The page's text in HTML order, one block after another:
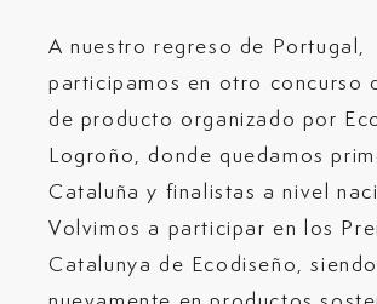
A nuestro regreso de Portugal,
participamos en otro concurso
de producto organizado por
Logroño, donde quedamos
Cataluña y finalistas a nivel
Volvimos a participar en los
Catalunya de Ecodiseño,